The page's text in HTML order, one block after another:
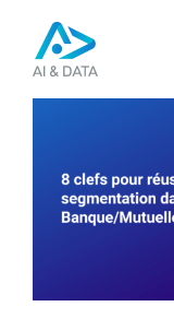
contenu